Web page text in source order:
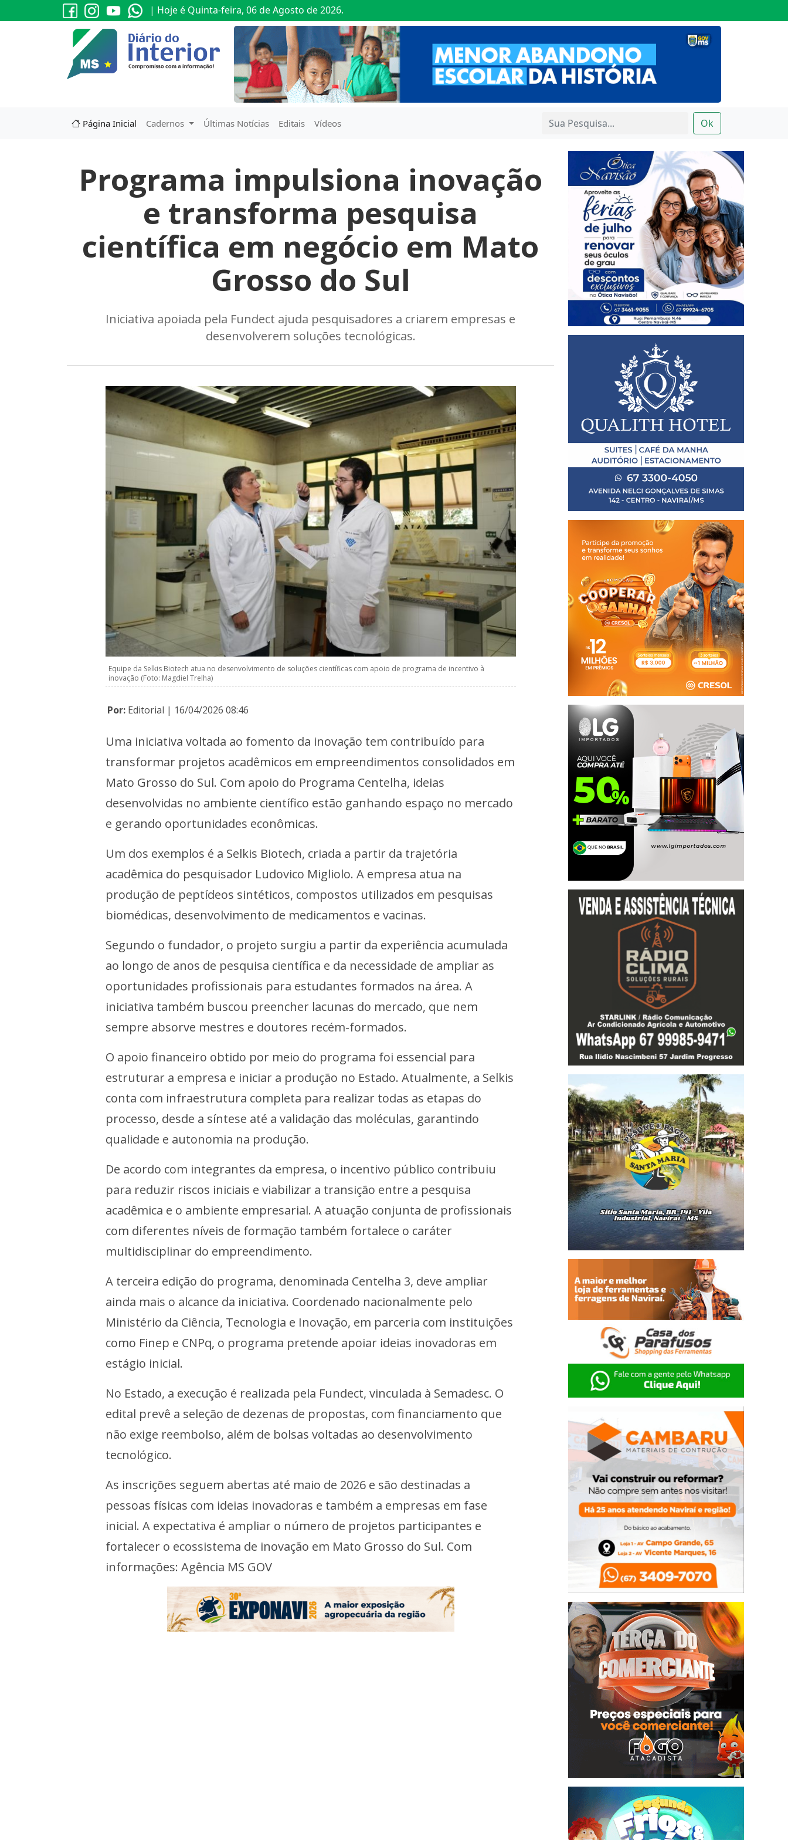
| Hoje é Quinta-feira, 06 de Agosto de 2026.
Página Inicial Cadernos Últimas Notícias Editais Vídeos Ok
Programa impulsiona inovação
e transforma pesquisa
científica em negócio em Mato
Grosso do Sul
Iniciativa apoiada pela Fundect ajuda pesquisadores a criarem empresas e
desenvolverem soluções tecnológicas.
Equipe da Selkis Biotech atua no desenvolvimento de soluções científicas com apoio de programa de incentivo à
inovação (Foto: Magdiel Trelha)
Por: Editorial | 16/04/2026 08:46
Uma iniciativa voltada ao fomento da inovação tem contribuído para
transformar projetos acadêmicos em empreendimentos consolidados em
Mato Grosso do Sul. Com apoio do Programa Centelha, ideias
desenvolvidas no ambiente científico estão ganhando espaço no mercado
e gerando oportunidades econômicas.
Um dos exemplos é a Selkis Biotech, criada a partir da trajetória
acadêmica do pesquisador Ludovico Migliolo. A empresa atua na
produção de peptídeos sintéticos, compostos utilizados em pesquisas
biomédicas, desenvolvimento de medicamentos e vacinas.
Segundo o fundador, o projeto surgiu a partir da experiência acumulada
ao longo de anos de pesquisa científica e da necessidade de ampliar as
oportunidades profissionais para estudantes formados na área. A
iniciativa também buscou preencher lacunas do mercado, que nem
sempre absorve mestres e doutores recém-formados.
O apoio financeiro obtido por meio do programa foi essencial para
estruturar a empresa e iniciar a produção no Estado. Atualmente, a Selkis
conta com infraestrutura completa para realizar todas as etapas do
processo, desde a síntese até a validação das moléculas, garantindo
qualidade e autonomia na produção.
De acordo com integrantes da empresa, o incentivo público contribuiu
para reduzir riscos iniciais e viabilizar a transição entre a pesquisa
acadêmica e o ambiente empresarial. A atuação conjunta de profissionais
com diferentes níveis de formação também fortalece o caráter
multidisciplinar do empreendimento.
A terceira edição do programa, denominada Centelha 3, deve ampliar
ainda mais o alcance da iniciativa. Coordenado nacionalmente pelo
Ministério da Ciência, Tecnologia e Inovação, em parceria com instituições
como Finep e CNPq, o programa pretende apoiar ideias inovadoras em
estágio inicial.
No Estado, a execução é realizada pela Fundect, vinculada à Semadesc. O
edital prevê a seleção de dezenas de propostas, com financiamento que
não exige reembolso, além de bolsas voltadas ao desenvolvimento
tecnológico.
As inscrições seguem abertas até maio de 2026 e são destinadas a
pessoas físicas com ideias inovadoras e também a empresas em fase
inicial. A expectativa é ampliar o número de projetos participantes e
fortalecer o ecossistema de inovação em Mato Grosso do Sul. Com
informações: Agência MS GOV